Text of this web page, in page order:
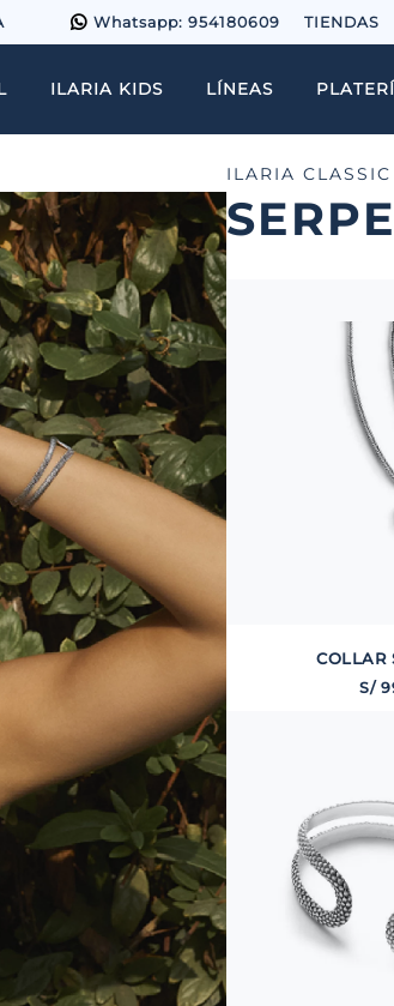
Whatsapp: 954180609 TIENDAS
ILARIA KIDS LÍNEAS
ILARIA CLASSIC
COLLAR
S/